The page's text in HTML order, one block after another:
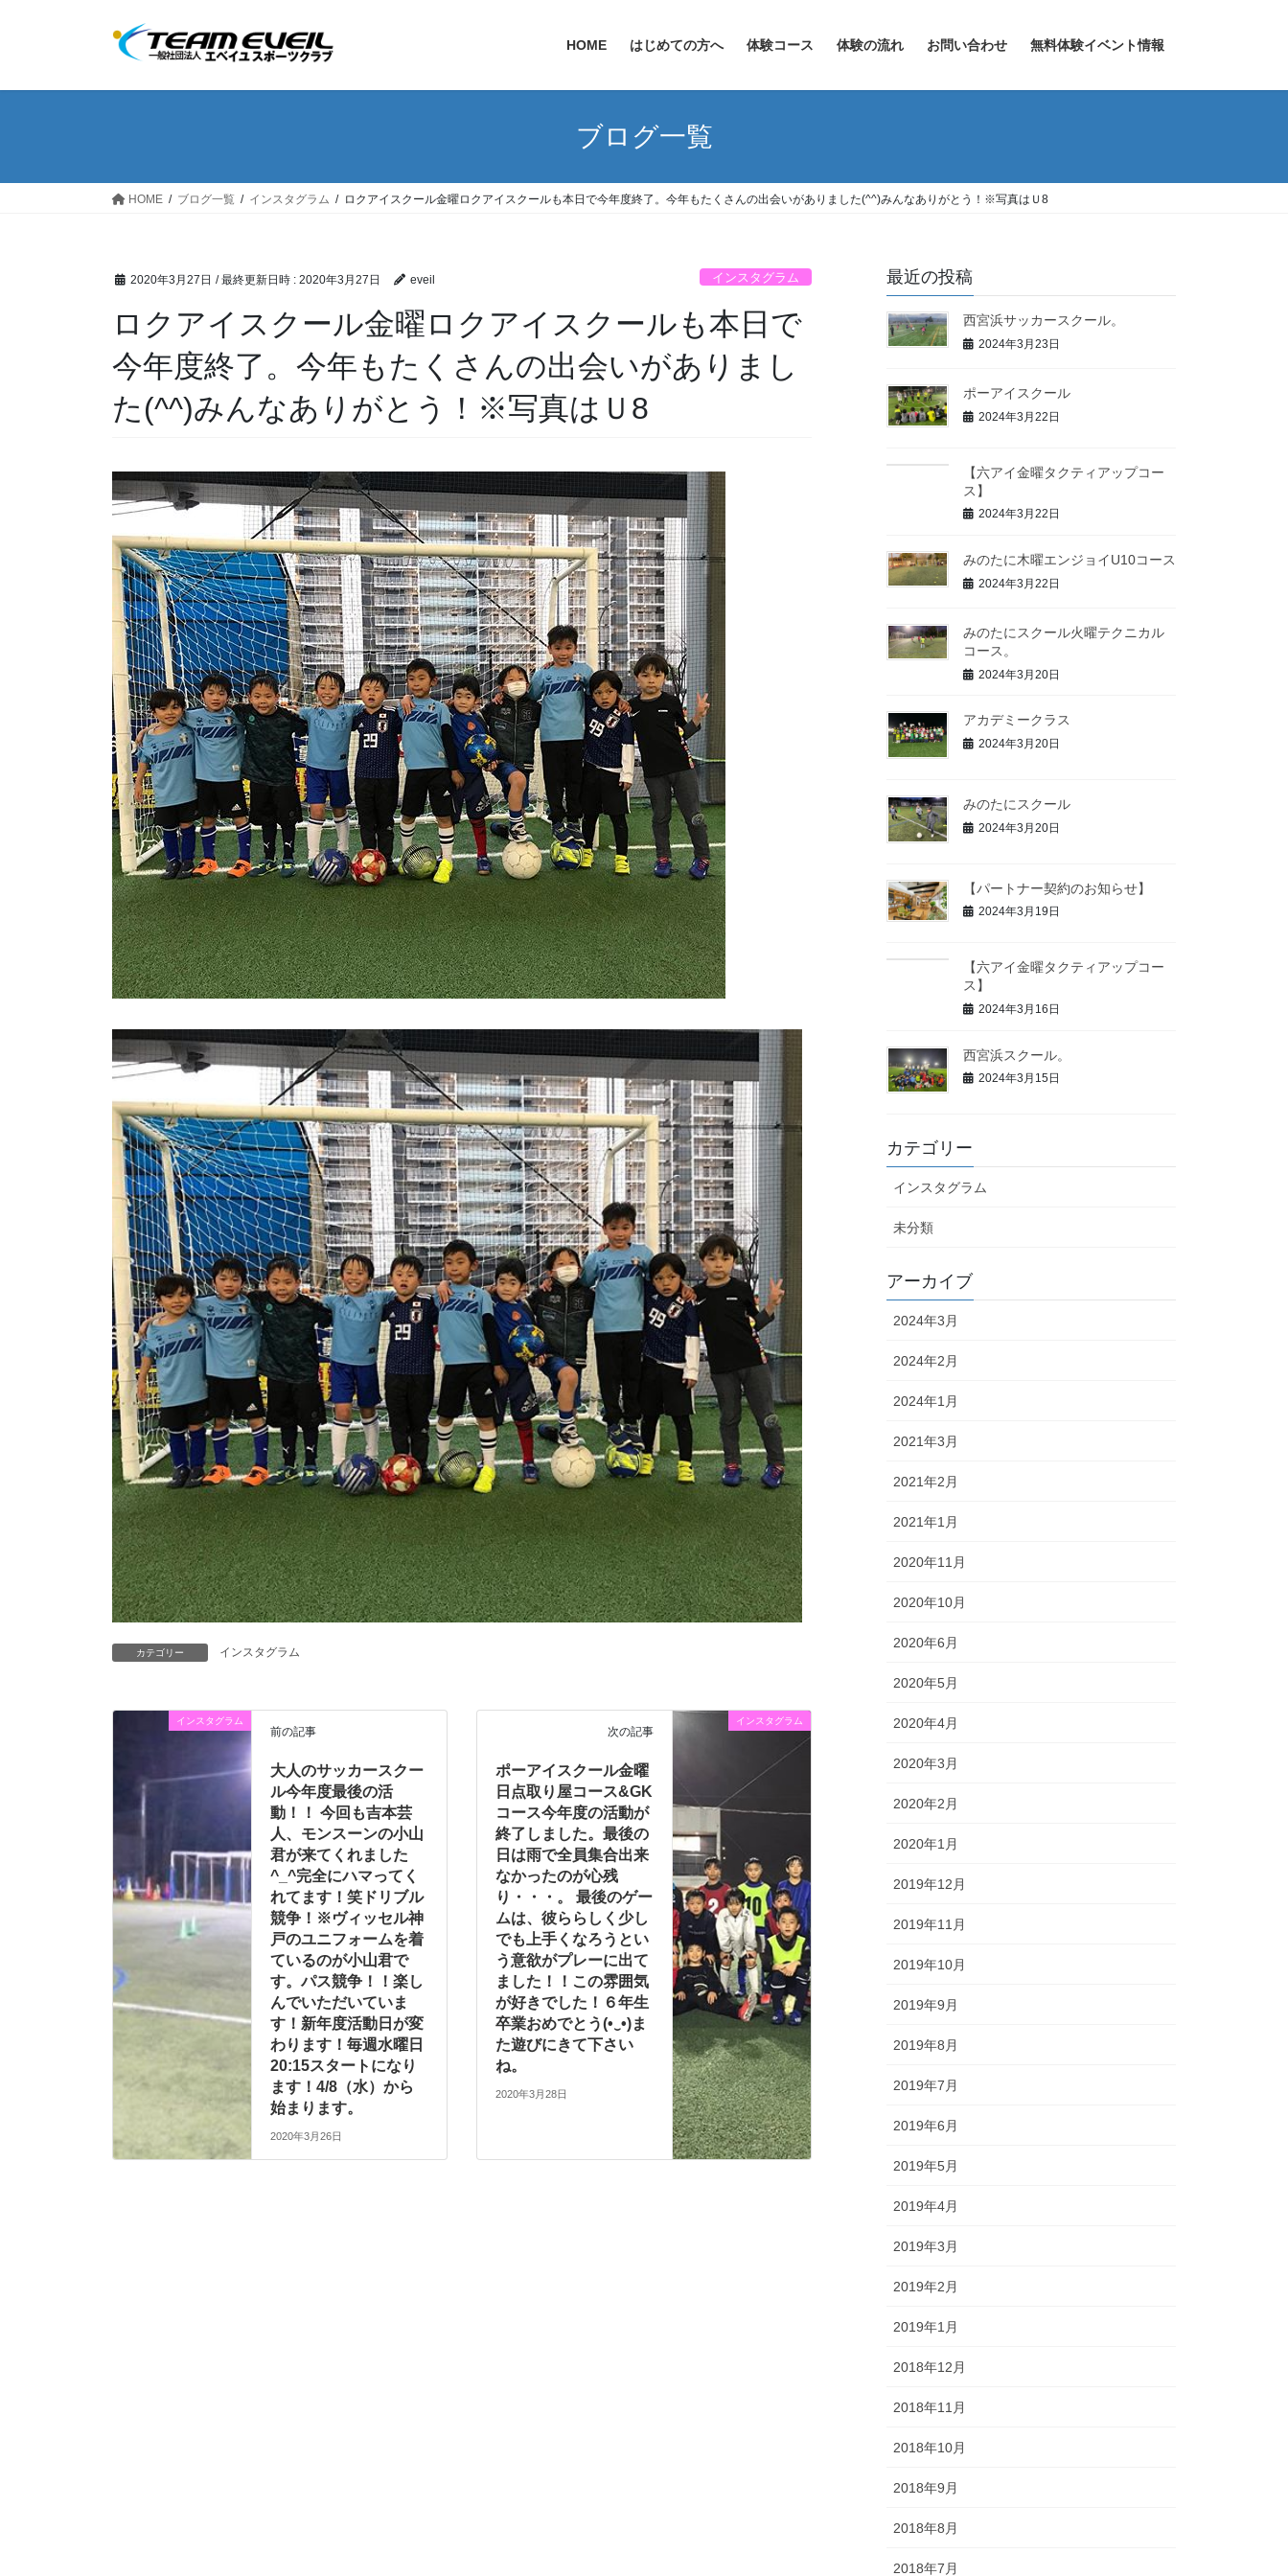
HOME はじめての方へ 体験コース 体験の流れ お問い合わせ 無料体験イベント情報
ブログ一覧
HOME ブログ一覧 インスタグラム ロクアイスクール金曜ロクアイスクールも本日で今年度終了。今年もたくさんの出会いがありました(^^)みんなありがとう！※写真はＵ8
2020年3月27日 / 最終更新日時 : 2020年3月27日 eveil インスタグラム
ロクアイスクール金曜ロクアイスクールも本日で
今年度終了。今年もたくさんの出会いがありまし
た(^^)みんなありがとう！※写真はＵ8
カテゴリー インスタグラム
インスタグラム
前の記事
大人のサッカースクー
ル今年度最後の活
動！！ 今回も吉本芸
人、モンスーンの小山
君が来てくれました
^_^完全にハマってく
れてます！笑ドリブル
競争！※ヴィッセル神
戸のユニフォームを着
ているのが小山君で
す。パス競争！！楽し
んでいただいていま
す！新年度活動日が変
わります！毎週水曜日
20:15スタートになり
ます！4/8（水）から
始まります。
2020年3月26日
インスタグラム
次の記事
ポーアイスクール金曜
日点取り屋コース&GK
コース今年度の活動が
終了しました。最後の
日は雨で全員集合出来
なかったのが心残
り・・・。 最後のゲー
ムは、彼ららしく少し
でも上手くなろうとい
う意欲がプレーに出て
ました！！この雰囲気
が好きでした！６年生
卒業おめでとう(•‿•)ま
た遊びにきて下さい
ね。
2020年3月28日
最近の投稿
西宮浜サッカースクール。
2024年3月23日
ポーアイスクール
2024年3月22日
【六アイ金曜タクティアップコー
ス】
2024年3月22日
みのたに木曜エンジョイU10コース
2024年3月22日
みのたにスクール火曜テクニカル
コース。
2024年3月20日
アカデミークラス
2024年3月20日
みのたにスクール
2024年3月20日
【パートナー契約のお知らせ】
2024年3月19日
【六アイ金曜タクティアップコー
ス】
2024年3月16日
西宮浜スクール。
2024年3月15日
カテゴリー
インスタグラム
未分類
アーカイブ
2024年3月
2024年2月
2024年1月
2021年3月
2021年2月
2021年1月
2020年11月
2020年10月
2020年6月
2020年5月
2020年4月
2020年3月
2020年2月
2020年1月
2019年12月
2019年11月
2019年10月
2019年9月
2019年8月
2019年7月
2019年6月
2019年5月
2019年4月
2019年3月
2019年2月
2019年1月
2018年12月
2018年11月
2018年10月
2018年9月
2018年8月
2018年7月